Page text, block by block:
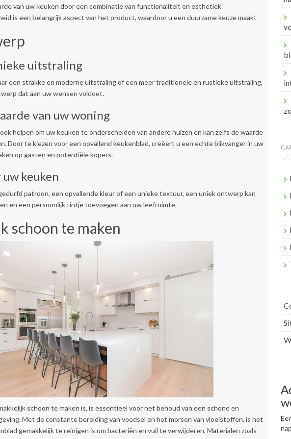
van uw keuken door een combinatie van functionaliteit en esthetiek
is een belangrijk aspect van het product, waardoor u een duurzame keuze maakt
uitstraling
een strakke en moderne uitstraling of een meer traditionele en rustieke uitstraling,
dat aan uw wensen voldoet.
van uw woning
helpen om uw keuken te onderscheiden van andere huizen en kan zelfs de waarde
Door te kiezen voor een opvallend keukenblad, creëert u een echte blikvanger in uw
op gasten en potentiële kopers.
keuken
patroon, een opvallende kleur of een unieke textuur, een uniek ontwerp kan
en een persoonlijk tintje toevoegen aan uw leefruimte.
schoon te maken
schoon te maken is, is essentieel voor het behoud van een schone en
Met de constante bereiding van voedsel en het morsen van vloeistoffen, is het
gemakkelijk te reinigen is om bacteriën en vuil te verwijderen. Materialen zoals